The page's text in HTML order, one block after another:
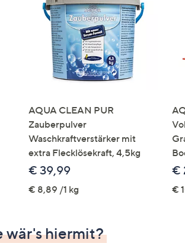
um
diese
AQUA CLEAN PUR
Zauberpulver
Waschkraftverstärker mit
extra Flecklösekraft, 4,5kg
€ 39,99
€ 8,89 /1 kg
€
€
wär's hiermit?